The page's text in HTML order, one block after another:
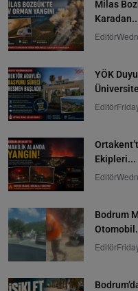
Milas
Editör
YÖK
Editör
Ekipleri...
Editör
Bodrum
Editör